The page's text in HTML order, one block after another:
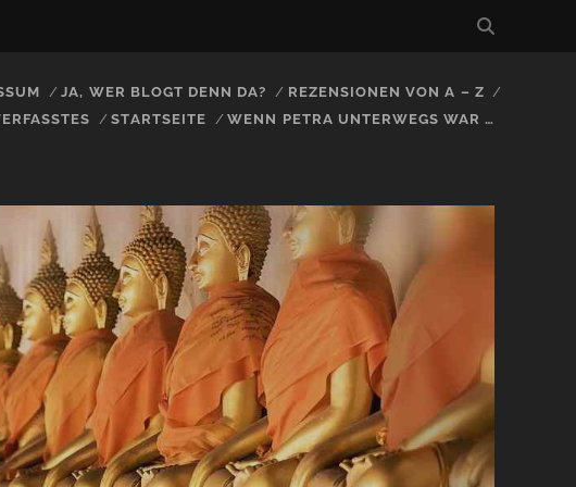
JA, WER BLOGT DENN DA?
REZENSIONEN VON A – Z
STARTSEITE WENN PETRA UNTERWEGS WAR …